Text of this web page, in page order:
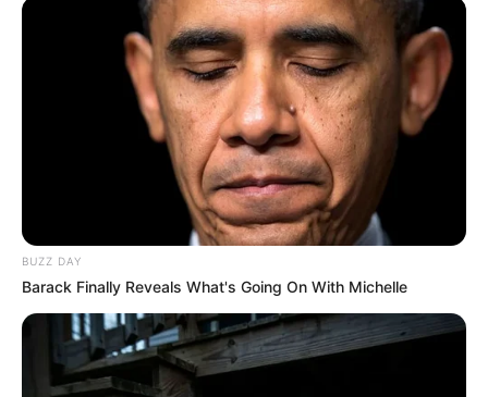
BUZZ DAY
Barack Finally Reveals What's Going On With Michelle